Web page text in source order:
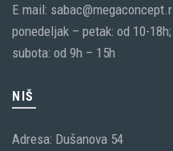
E mail:
ponedeljak – petak: od 10-18h;
subota: od 9h – 15h
NIŠ
Adresa: Dušanova 54